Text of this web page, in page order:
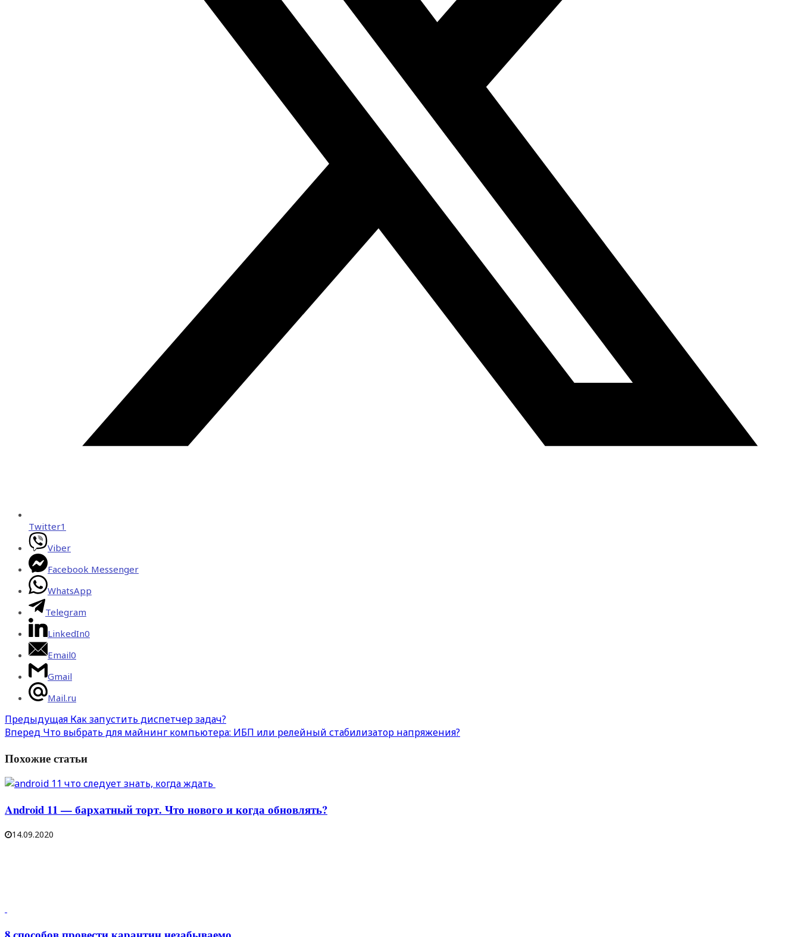
Twitter1
Viber
Facebook Messenger
WhatsApp
Telegram
LinkedIn0
Email0
Gmail
Mail.ru
Предыдущая Как запустить диспетчер задач?
Вперед Что выбрать для майнинг компьютера: ИБП или релейный стабилизатор напряжения?
Похожие статьи
Android 11 — бархатный торт. Что нового и когда обновлять?
14.09.2020